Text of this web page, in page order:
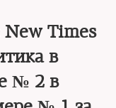
Times
в
№ 2 в